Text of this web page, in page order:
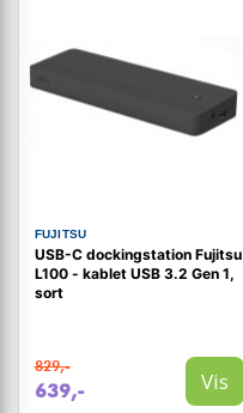
FUJITSU
USB-C dockingstation Fujitsu
L100 - kablet USB 3.2 Gen 1,
sort
829,-
639,- Vis